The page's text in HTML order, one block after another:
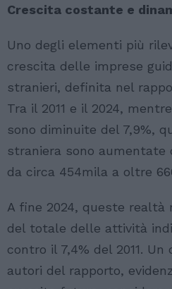
Crescita costante e
Uno degli elementi più
crescita delle imprese
stranieri, definita nel
Tra il 2011 e il 2024,
sono diminuite del 7,9%,
straniera sono aumentate
da circa 454mila a oltre
A fine 2024, queste realtà
del totale delle attività
contro il 7,4% del 2011.
autori del rapporto,